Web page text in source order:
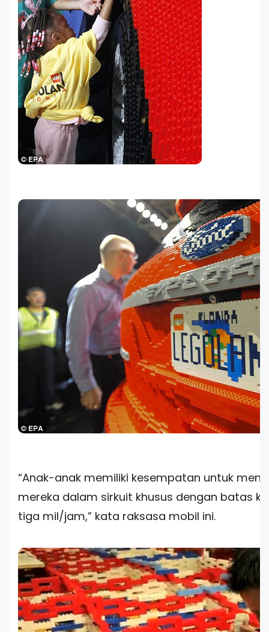
“Anak-anak memiliki kesempatan untuk
mereka dalam sirkuit khusus dengan batas
tiga mil/jam,” kata raksasa mobil ini.